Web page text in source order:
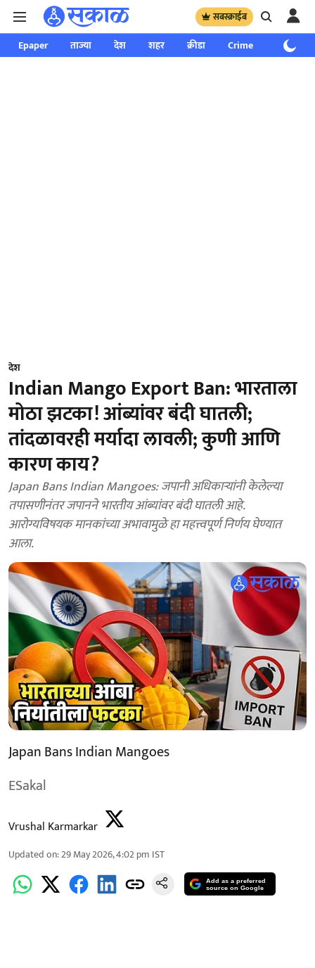
सबस्क्राईब
Epaper ताज्या देश शहर क्रीडा Crime साप्ताहिक
देश
Indian Mango Export Ban: भारताला
मोठा झटका! आंब्यांवर बंदी घातली;
तांदळावरही मर्यादा लावली; कुणी आणि
कारण काय?
Japan Bans Indian Mangoes: जपानी अधिकाऱ्यांनी केलेल्या
तपासणीनंतर जपानने भारतीय आंब्यांवर बंदी घातली आहे.
आरोग्यविषयक मानकांच्या अभावामुळे हा महत्त्वपूर्ण निर्णय घेण्यात
आला.
Japan Bans Indian Mangoes
ESakal
Vrushal Karmarkar
Updated on:29 May 2026, 4:02 pm IST
Add as a preferred
source on Google